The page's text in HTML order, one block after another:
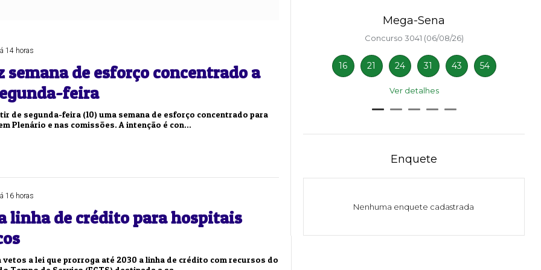
14 horas
semana de esforço concentrado a
feira
de segunda-feira (10) uma semana de esforço concentrado para
Plenário e nas comissões. A intenção é con...
16 horas
linha de crédito para hospitais
vetos a lei que prorroga até 2030 a linha de crédito com recursos do
50 57
88 91
03 11 28
Mega-Sena
Concurso 3041 (06/08/26)
16 21 24 31 43 54
Ver detalhes
Enquete
Nenhuma enquete cadastrada